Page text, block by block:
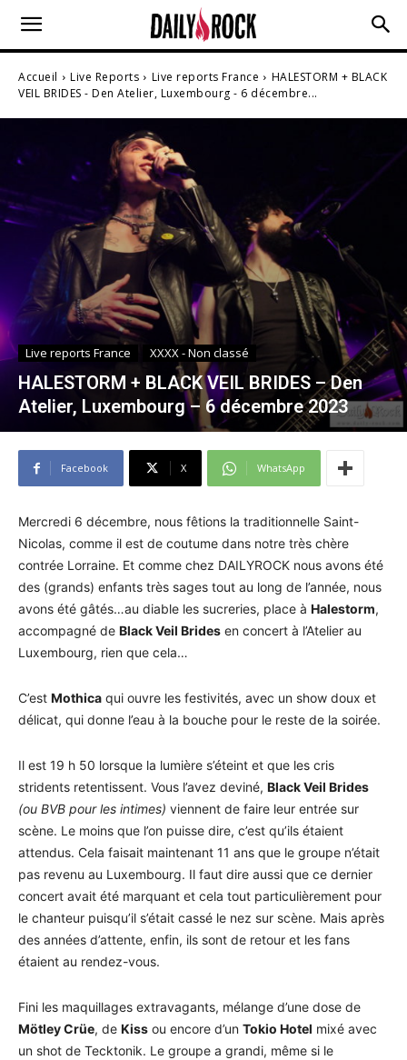
Accueil Live Reports Live reports France
HALESTORM + BLACK
VEIL BRIDES - Den Atelier, Luxembourg - 6 décembre...
Live reports France XXXX - Non classé
HALESTORM + BLACK VEIL BRIDES – Den
Atelier, Luxembourg – 6 décembre 2023
Facebook X WhatsApp
Mercredi 6 décembre, nous fêtions la traditionnelle Saint-
Nicolas, comme il est de coutume dans notre très chère
contrée Lorraine. Et comme chez DAILYROCK nous avons été
des (grands) enfants très sages tout au long de l’année, nous
avons été gâtés…au diable les sucreries, place à Halestorm,
accompagné de Black Veil Brides en concert à l’Atelier au
Luxembourg, rien que cela…
C’est Mothica qui ouvre les festivités, avec un show doux et
délicat, qui donne l’eau à la bouche pour le reste de la soirée.
Il est 19 h 50 lorsque la lumière s’éteint et que les cris
stridents retentissent. Vous l’avez deviné, Black Veil Brides
(ou BVB pour les intimes) viennent de faire leur entrée sur
scène. Le moins que l’on puisse dire, c’est qu’ils étaient
attendus. Cela faisait maintenant 11 ans que le groupe n’était
pas revenu au Luxembourg. Il faut dire aussi que ce dernier
concert avait été marquant et cela tout particulièrement pour
le chanteur puisqu’il s’était cassé le nez sur scène. Mais après
des années d’attente, enfin, ils sont de retour et les fans
étaient au rendez-vous.
Fini les maquillages extravagants, mélange d’une dose de
Mötley Crüe, de Kiss ou encore d’un Tokio Hotel mixé avec
un shot de Tecktonik. Le groupe a grandi, même si le